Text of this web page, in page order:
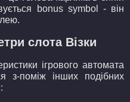
bonus symbol - він
слота Візки
ігрового автомата
з-поміж інших подібних